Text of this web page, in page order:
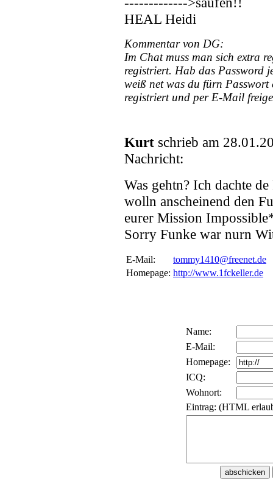
HEAL Heidi
Kommentar von DG:
Im Chat muss man sich extra
registriert. Hab das Password
weiß net was du fürn
registriert und per E-Mail
Kurt schrieb am
Nachricht:
Was gehtn? Ich dachte
wolln anscheinend den
eurer Mission
Sorry Funke war nurn
E-Mail:
tommy1410@freenet.de
Homepage: http://www.1fckeller.de
Name:
E-Mail:
Homepage:
ICQ:
Wohnort:
Eintrag: (HTML